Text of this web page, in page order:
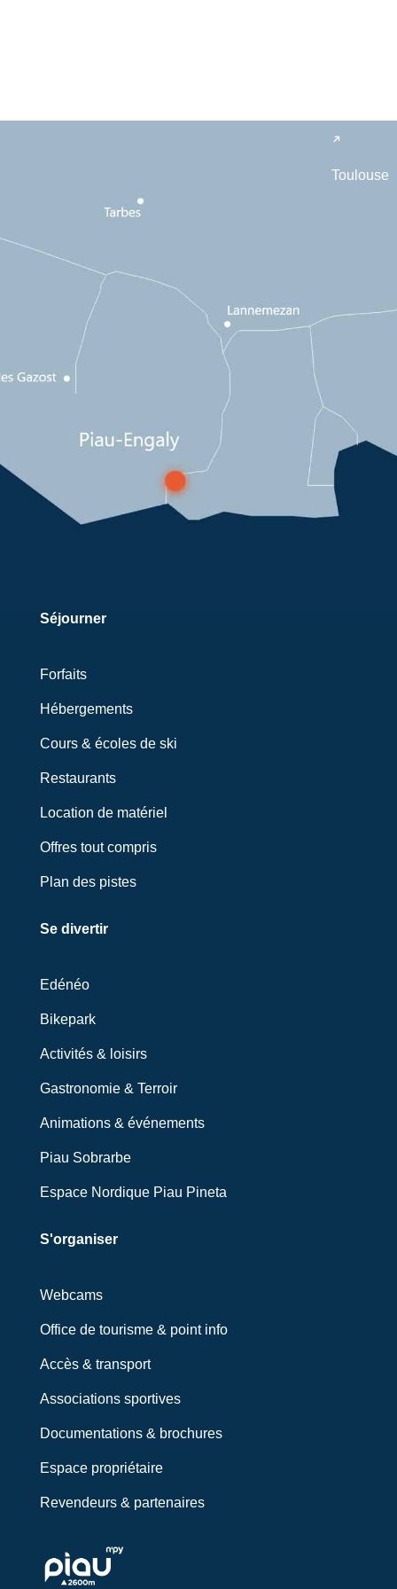
Toulouse
Séjourner
Forfaits
Hébergements
Cours & écoles de ski
Restaurants
Location de matériel
Offres tout compris
Plan des pistes
Se divertir
Edénéo
Bikepark
Activités & loisirs
Gastronomie & Terroir
Animations & événements
Piau Sobrarbe
Espace Nordique Piau Pineta
S'organiser
Webcams
Office de tourisme & point info
Accès & transport
Associations sportives
Documentations & brochures
Espace propriétaire
Revendeurs & partenaires